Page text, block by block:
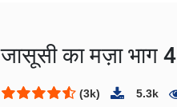
जासूसी का मज़ा भाग 4
(3k) 5.3k